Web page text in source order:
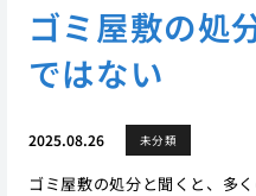
ゴミ屋敷の処
ではない
2025.08.26 未分類
ゴミ屋敷の処分と聞くと、多